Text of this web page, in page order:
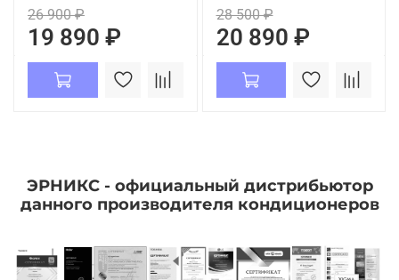
26 900 ₽
19 890 ₽
28 500 ₽
20 890 ₽
ЭРНИКС - официальный дистрибьютор
данного производителя кондиционеров